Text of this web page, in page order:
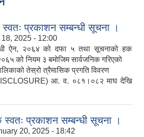
प्रकाशन सम्बन्धी सूचना ।
2025 - 12:00
ऐन, २०६४ को दफा ५ तथा सूचनाको हक
को नियम ३ बमोजिम सार्वजनिक गरिएको
तेस्रो त्रैमासिक प्रगति विवरण
आ. व. ०८१।०८२ माघ देखि
स्वतः प्रकाशन सम्बन्धी सूचना ।
20, 2025 - 18:42